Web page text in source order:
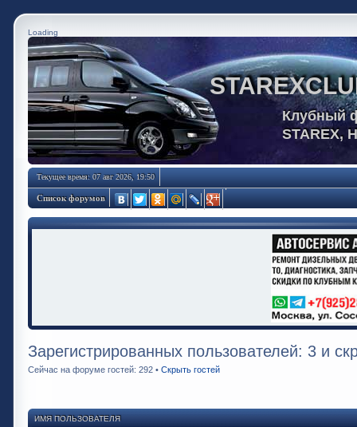
Loading
Клубный
STAREX,
Текущее время: 07 авг 2026, 19:50
Список форумов
Зарегистрированных пользователей: 3 и
Сейчас на форуме гостей: 292 • Скрыть гостей
ИМЯ ПОЛЬЗОВАТЕЛЯ